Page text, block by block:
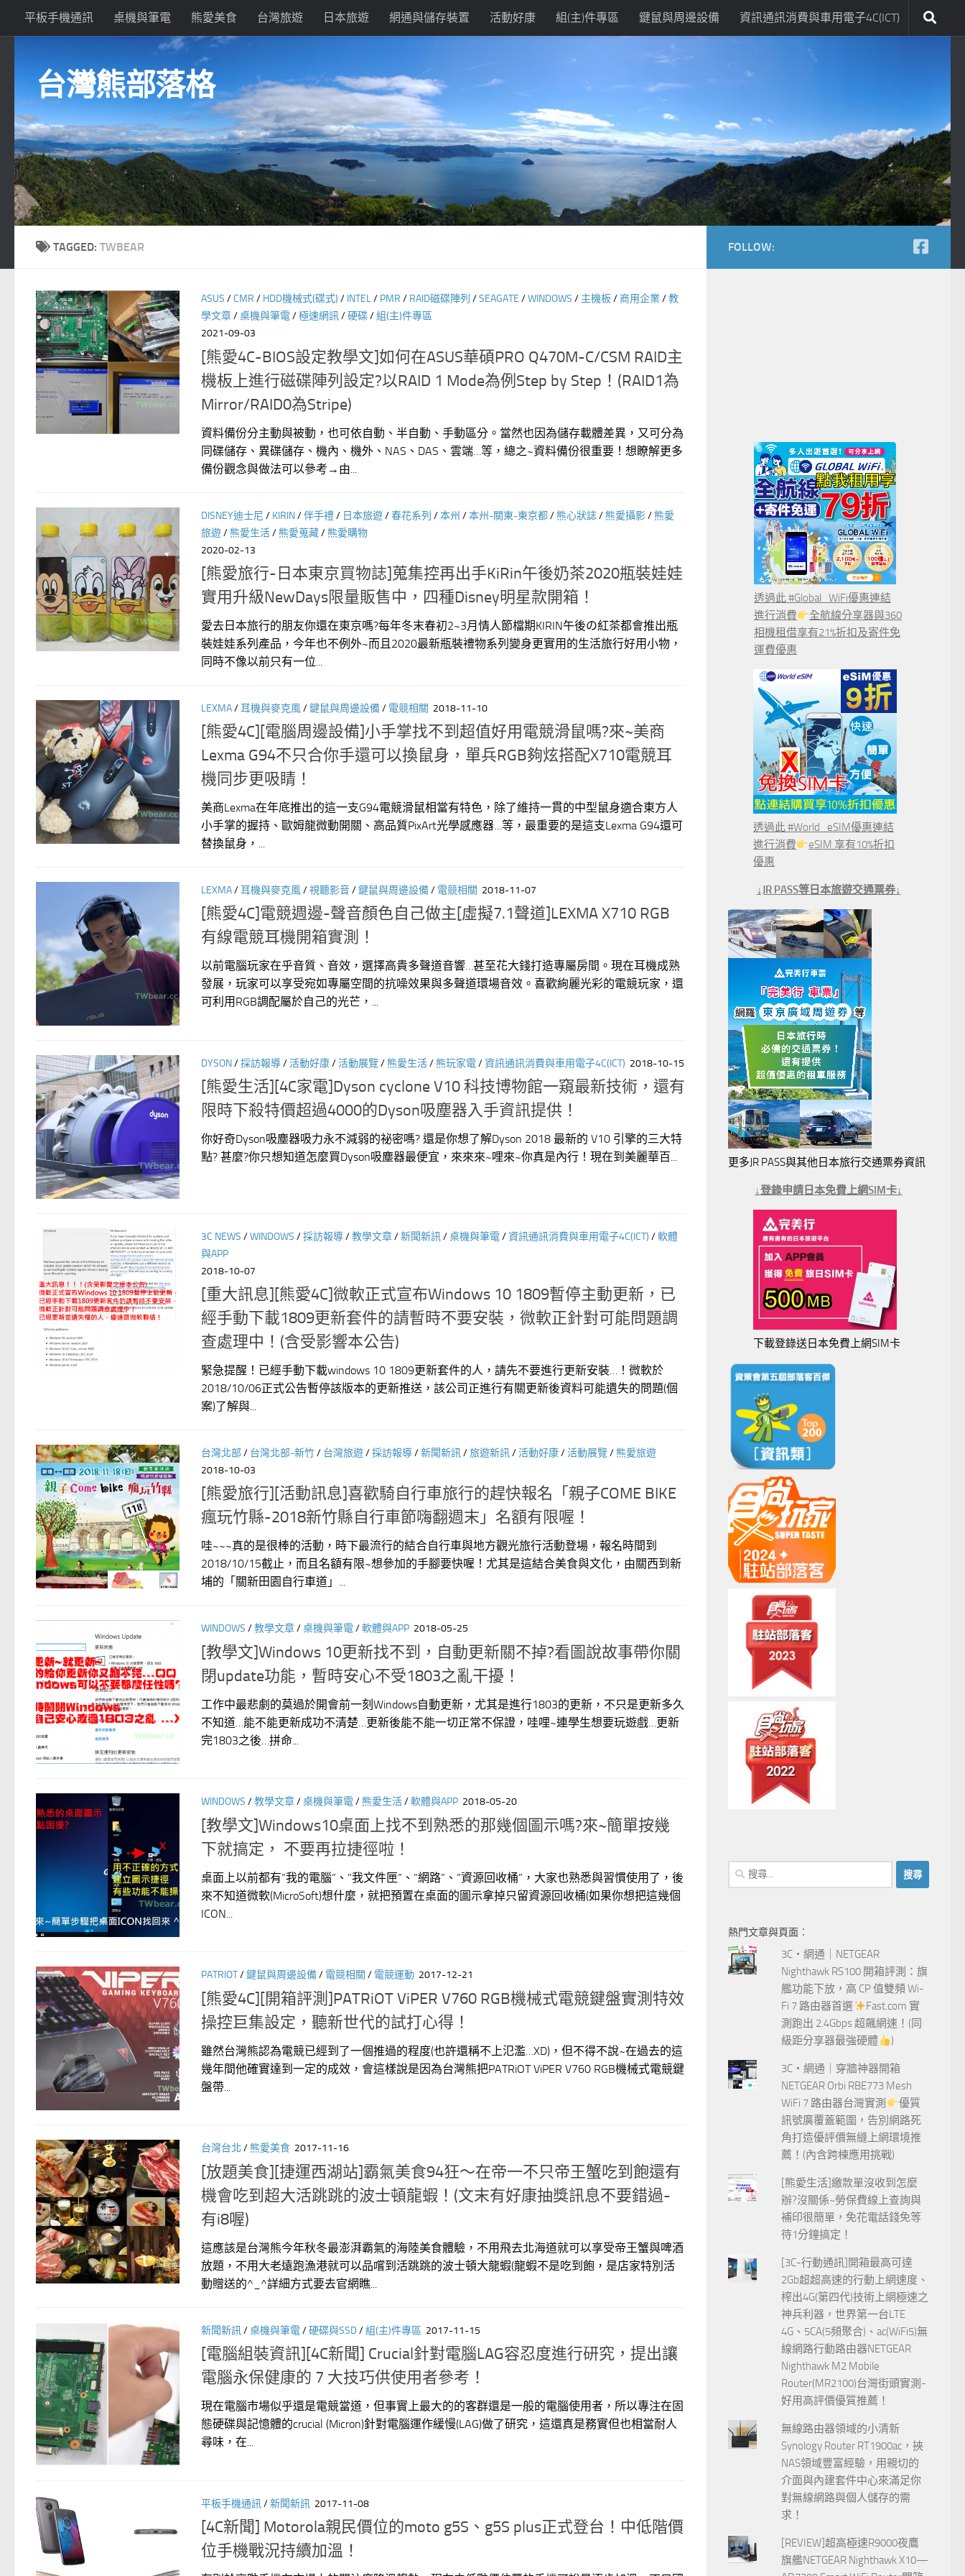
Skip to content
平板手機通訊 桌機與筆電 熊愛美食 台灣旅遊 日本旅遊 網通與儲存裝置 活動好康 組(主)件專區 鍵鼠與周邊設備 資訊通訊消費與車用電子4C(ICT)
台灣熊部落格
TAGGED: TWBEAR
ASUS /CMR / HDD機械式(碟式) / INTEL/ PMR / RAID磁碟陣列 /SEAGATE /WINDOWS /主機板/商用企業/教
學文章/桌機與筆電/極速網訊/硬碟/組(主)件專區
2021-09-03
[熊愛4C-BIOS設定教學文]如何在ASUS華碩PRO Q470M-C/CSM RAID主
機板上進行磁碟陣列設定?以RAID 1 Mode為例Step by Step！(RAID1為
Mirror/RAID0為Stripe)
資料備份分主動與被動，也可依自動、半自動、手動區分。當然也因為儲存載體差異，又可分為
同碟儲存、異碟儲存、機內、機外、NAS、DAS、雲端…等，總之~資料備份很重要！想瞭解更多
備份觀念與做法可以參考→由...
DISNEY迪士尼 / KIRIN/伴手禮/ 日本旅遊/春花系列 /本州 /本州-關東-東京都/ 熊心狀誌/ 熊愛攝影/ 熊愛
旅遊/ 熊愛生活/ 熊愛蒐藏/ 熊愛購物
2020-02-13
[熊愛旅行-日本東京買物誌]蒐集控再出手KiRin午後奶茶2020瓶裝娃娃
實用升級NewDays限量販售中，四種Disney明星款開箱！
愛去日本旅行的朋友你還在東京嗎?每年冬末春初2~3月情人節檔期KIRIN午後の紅茶都會推出瓶
裝娃娃系列產品，今年也不例外~而且2020最新瓶裝禮物系列變身更實用的生活旅行好用小物，
同時不像以前只有一位...
LEXMA/耳機與麥克風/鍵鼠與周邊設備/ 電競相關 2018-11-10
[熊愛4C][電腦周邊設備]小手掌找不到超值好用電競滑鼠嗎?來~美商
Lexma G94不只合你手還可以換鼠身，單兵RGB夠炫搭配X710電競耳
機同步更吸睛！
美商Lexma在年底推出的這一支G94電競滑鼠相當有特色，除了維持一貫的中型鼠身適合東方人
小手掌的握持、歐姆龍微動開關、高品質PixArt光學感應器…等，最重要的是這支Lexma G94還可
替換鼠身，...
LEXMA/耳機與麥克風/視聽影音/鍵鼠與周邊設備/ 電競相關 2018-11-07
[熊愛4C]電競週邊-聲音顏色自己做主[虛擬7.1聲道]LEXMA X710 RGB
有線電競耳機開箱實測！
以前電腦玩家在乎音質、音效，選擇高貴多聲道音響…甚至花大錢打造專屬房間。現在耳機成熟
發展，玩家可以享受宛如專屬空間的抗噪效果與多聲道環場音效。喜歡絢麗光彩的電競玩家，還
可利用RGB調配屬於自己的光芒，...
DYSON/採訪報導/活動好康/活動展覽/ 熊愛生活/ 熊玩家電/資訊通訊消費與車用電子4C(ICT) 2018-10-15
[熊愛生活][4C家電]Dyson cyclone V10 科技博物館一窺最新技術，還有
限時下殺特價超過4000的Dyson吸塵器入手資訊提供！
你好奇Dyson吸塵器吸力永不減弱的祕密嗎? 還是你想了解Dyson 2018 最新的 V10 引擎的三大特
點? 甚麼?你只想知道怎麼買Dyson吸塵器最便宜，來來來~哩來~你真是內行！現在到美麗華百...
3C NEWS /WINDOWS /採訪報導/教學文章/新聞新訊/桌機與筆電/資訊通訊消費與車用電子4C(ICT) /軟體
與APP
2018-10-07
[重大訊息][熊愛4C]微軟正式宣布Windows 10 1809暫停主動更新，已
經手動下載1809更新套件的請暫時不要安裝，微軟正針對可能問題調
查處理中！(含受影響本公告)
緊急提醒！已經手動下載windows 10 1809更新套件的人，請先不要進行更新安裝…！微軟於
2018/10/06正式公告暫停該版本的更新推送，該公司正進行有關更新後資料可能遺失的問題(個
案)了解與...
台灣北部 / 台灣北部-新竹/ 台灣旅遊/採訪報導/新聞新訊/旅遊新訊/活動好康/活動展覽/ 熊愛旅遊
2018-10-03
[熊愛旅行][活動訊息]喜歡騎自行車旅行的趕快報名「親子COME BIKE
瘋玩竹縣-2018新竹縣自行車節嗨翻週末」名額有限喔！
哇~~~真的是很棒的活動，時下最流行的結合自行車與地方觀光旅行活動登場，報名時間到
2018/10/15截止，而且名額有限~想參加的手腳要快喔！尤其是這結合美食與文化，由關西到新
埔的「關新田園自行車道」...
WINDOWS /教學文章/桌機與筆電/軟體與APP 2018-05-25
[教學文]Windows 10更新找不到，自動更新關不掉?看圖說故事帶你關
閉update功能，暫時安心不受1803之亂干擾！
工作中最悲劇的莫過於開會前一刻Windows自動更新，尤其是進行1803的更新，不只是更新多久
不知道…能不能更新成功不清楚…更新後能不能一切正常不保證，哇哩~連學生想要玩遊戲…更新
完1803之後…拼命...
WINDOWS /教學文章/桌機與筆電/ 熊愛生活/軟體與APP 2018-05-20
[教學文]Windows10桌面上找不到熟悉的那幾個圖示嗎?來~簡單按幾
下就搞定， 不要再拉捷徑啦！
桌面上以前都有”我的電腦”、”我文件匣”、”網路”、”資源回收桶”，大家也熟悉與習慣使用了，後
來不知道微軟(MicroSoft)想什麼，就把預置在桌面的圖示拿掉只留資源回收桶(如果你想把這幾個
ICON...
PATRIOT/鍵鼠與周邊設備/ 電競相關 / 電競運動 2017-12-21
[熊愛4C][開箱評測]PATRiOT ViPER V760 RGB機械式電競鍵盤實測特效
操控巨集設定，聽新世代的試打心得！
雖然台灣熊認為電競已經到了一個推過的程度(也許還稱不上氾濫…XD)，但不得不說~在過去的這
幾年間他確實達到一定的成效，會這樣說是因為台灣熊把PATRiOT ViPER V760 RGB機械式電競鍵
盤帶...
台灣台北 / 熊愛美食 2017-11-16
[放題美食][捷運西湖站]霸氣美食94狂～在帝一不只帝王蟹吃到飽還有
機會吃到超大活跳跳的波士頓龍蝦！(文末有好康抽獎訊息不要錯過-
有i8喔)
這應該是台灣熊今年秋冬最澎湃霸氣的海陸美食體驗，不用飛去北海道就可以享受帝王蟹與啤酒
放題，不用大老遠跑漁港就可以品嚐到活跳跳的波士頓大龍蝦(龍蝦不是吃到飽，是店家特別活
動贈送的^_^詳細方式要去官網瞧...
新聞新訊/桌機與筆電/硬碟與SSD/組(主)件專區 2017-11-15
[電腦組裝資訊][4C新聞] Crucial針對電腦LAG容忍度進行研究，提出讓
電腦永保健康的 7 大技巧供使用者參考！
現在電腦市場似乎還是電競當道，但事實上最大的的客群還是一般的電腦使用者，所以專注在固
態硬碟與記憶體的crucial (Micron)針對電腦運作緩慢(LAG)做了研究，這還真是務實但也相當耐人
尋味，在...
平板手機通訊/新聞新訊 2017-11-08
[4C新聞] Motorola親民價位的moto g5S、g5S plus正式登台！中低階價
位手機戰況持續加溫！
FOLLOW:
透過此 #Global_WiFi優惠連結
進行消費
全航線分享器與360
相機租借享有21%折扣及寄件免
運費優惠
透過此 #World_eSIM優惠連結
進行消費
eSIM 享有10%折扣
優惠
↓JR PASS等日本旅遊交通票券↓
更多JR PASS與其他日本旅行交通票券資訊
↓登錄申請日本免費上網SIM卡↓
下載登錄送日本免費上網SIM卡
搜
尋
字:
熱門文章與頁面︰
3C‧網通｜NETGEAR
Nighthawk RS100 開箱評測：旗
艦功能下放，高 CP 值雙頻 Wi-
Fi 7 路由器首選
Fast.com 實
測跑出 2.4Gbps 超飆網速！(同
級距分享器最強硬體
)
3C‧網通｜穿牆神器開箱
NETGEAR Orbi RBE773 Mesh
WiFi 7 路由器台灣實測
優質
訊號廣覆蓋範圍，告別網路死
角打造優評價無縫上網環境推
薦！(內含跨棟應用挑戰)
[熊愛生活]繳款單沒收到怎麼
辦?沒關係~勞保費線上查詢與
補印很簡單，免花電話錢免等
待1分鐘搞定！
[3C-行動通訊]開箱最高可達
2Gb超超高速的行動上網速度、
榨出4G(第四代)技術上網極速之
神兵利器，世界第一台LTE
4G、5CA(5頻聚合)、ac(WiFi5)無
線網路行動路由器NETGEAR
Nighthawk M2 Mobile
Router(MR2100)台灣街頭實測-
好用高評價優質推薦！
無線路由器領域的小清新
Synology Router RT1900ac，挾
NAS領域豐富經驗，用親切的
介面與內建套件中心來滿足你
對無線網路與個人儲存的需
求！
[REVIEW]超高極速R9000夜鷹
旗艦NETGEAR Nighthawk X10—